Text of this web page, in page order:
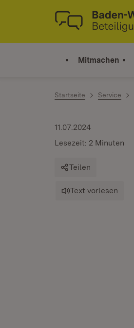
Zum Inhalt springen
Link zur Startseite
Mitmachen
Startseite Service
11.07.2024
Lesezeit: 2 Minuten
Teilen
Text vorlesen